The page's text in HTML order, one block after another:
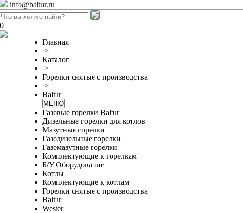
info@baltur.ru
0
Главная
>
Каталог
>
Горелки снятые с производства
>
Baltur
МЕНЮ
Газовые горелки Baltur
Дизельные горелки для котлов
Мазутные горелки
Газодизельные горелки
Газомазутные горелки
Комплектующие к горелкам
Б/У Оборудование
Котлы
Комплектующие к котлам
Горелки снятые с производства
Baltur
Wester